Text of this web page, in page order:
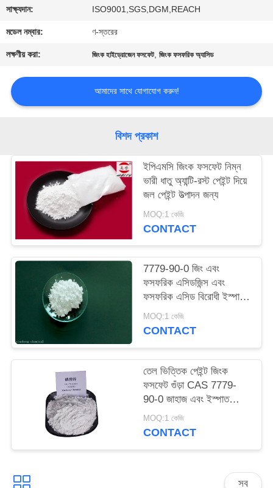
আমাদের
সাথে
একটি
অনুরোধ
সাইট
PRIVACY
POLICY
সাক্ষ্যদান: ISO9001,SGS,DGM,REACH
মডেল নম্বার: ণ-স্তরের
লক্ষণীয় করা: জিংক হাইড্রোজেন ফসফেট,জিংক ফসফরিক অ্যাসিড
আমাদের সাথে যোগাযোগ করুন!
বিশদ প্রকাশ
ইপিএমসি জিংক ফসফেট নিম্ন
ভারী ধাতু অ্যান্টি-রস্ট পেইন্ট দিয়ে
জল পেইন্ট উত্পাদন জন্য
MOQ:1 কেজি
CONTACT
7779-90-0 জিং এবং
ফসফরিক এসিডজিন্স এবং
ফসফরিক এসিড বিরোধী ইস্পাত
জন্য ক্ষয়কারী পেইন্ট
MOQ:1 কেজি
CONTACT
তেল ভিত্তিক পেইন্ট জিংক
ফসফেট গুঁড়া CAS 7779-
90-0 জাহাজ এবং ইস্পাত
কাঠামো সংরক্ষণ করুন
MOQ:1 কেজি
CONTACT
সব